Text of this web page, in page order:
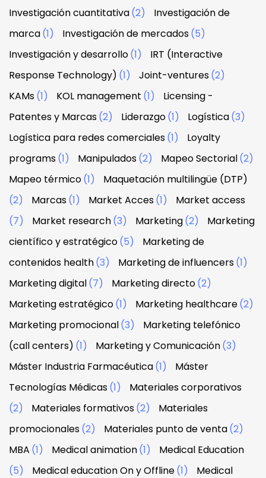
Investigación cuantitativa(2)
Investigación de
marca(1) Investigación de mercados(5)
Investigación y desarrollo(1)
IRT (Interactive
Response Technology) (1) Joint-ventures(2)
KAMs(1) KOL management (1)
Licensing -
Patentes y Marcas(2) Liderazgo(1) Logística(3)
Logística para redes comerciales(1)
Loyalty
programs(1) Manipulados(2) Mapeo Sectorial(2)
Mapeo térmico(1)
Maquetación multilingüe (DTP)
(2)
Marcas(1) Market Acces(1)
Market access
(7)
Market research(3) Marketing(2)
Marketing
científico y estratégico(5)
Marketing de
contenidos health(3) Marketing de influencers(1)
Marketing digital(7) Marketing directo(2)
Marketing estratégico(1) Marketing healthcare(2)
Marketing promocional(3)
Marketing telefónico
(call centers) (1) Marketing y Comunicación(3)
Máster Industria Farmacéutica(1)
Máster
Tecnologías Médicas(1)
Materiales corporativos
(2)
Materiales formativos(2)
Materiales
promocionales(2) Materiales punto de venta(2)
MBA (1) Medical animation(1)
Medical Education
(5)
Medical education On y Offline(1)
Medical